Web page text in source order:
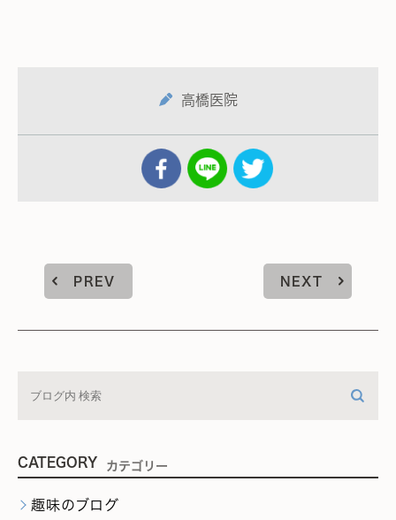
高橋医院
PREV NEXT
CATEGORY カテゴリー
趣味のブログ